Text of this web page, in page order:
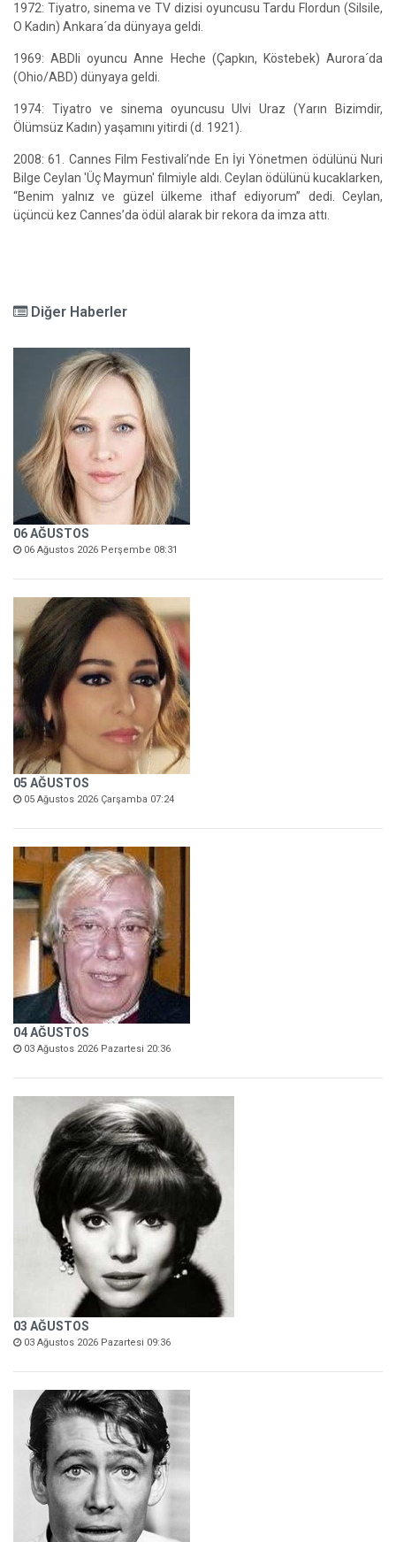
1972: Tiyatro, sinema ve TV dizisi oyuncusu Tardu Flordun (Silsile,
O Kadın) Ankara´da dünyaya geldi.
1969: ABDli oyuncu Anne Heche (Çapkın, Köstebek) Aurora´da
(Ohio/ABD) dünyaya geldi.
1974: Tiyatro ve sinema oyuncusu Ulvi Uraz (Yarın Bizimdir,
Ölümsüz Kadın) yaşamını yitirdi (d. 1921).
2008: 61. Cannes Film Festivali’nde En İyi Yönetmen ödülünü Nuri
Bilge Ceylan 'Üç Maymun' filmiyle aldı. Ceylan ödülünü kucaklarken,
“Benim yalnız ve güzel ülkeme ithaf ediyorum” dedi. Ceylan,
üçüncü kez Cannes’da ödül alarak bir rekora da imza attı.
Diğer Haberler
06 AĞUSTOS
06 Ağustos 2026 Perşembe 08:31
05 AĞUSTOS
05 Ağustos 2026 Çarşamba 07:24
04 AĞUSTOS
03 Ağustos 2026 Pazartesi 20:36
03 AĞUSTOS
03 Ağustos 2026 Pazartesi 09:36